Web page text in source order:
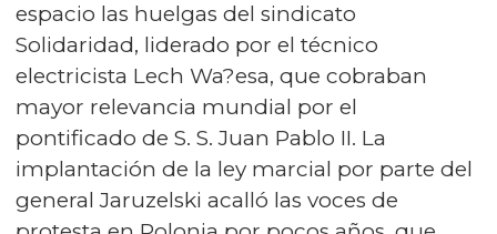
espacio las huelgas del sindicato
Solidaridad, liderado por el técnico
electricista Lech Wa?esa, que cobraban
mayor relevancia mundial por el
pontificado de S. S. Juan Pablo II. La
implantación de la ley marcial por parte del
general Jaruzelski acalló las voces de